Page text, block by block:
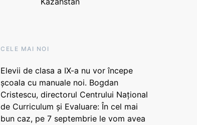
CELE MAI NOI
Elevii de clasa a IX-a nu vor începe
școala cu manuale noi. Bogdan
Cristescu, directorul Centrului Național
de Curriculum și Evaluare: În cel mai
bun caz, pe 7 septembrie le vom avea